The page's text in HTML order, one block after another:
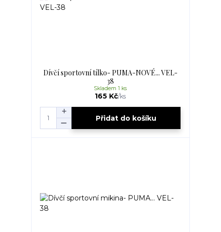
Dívčí sportovní tílko- PUMA-NOVÉ... VEL-
38
165 Kč/ks
Skladem 1 ks
Přidat do košíku